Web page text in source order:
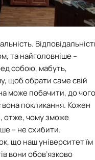
та найголовніше –
собою, мабуть,
щоб обрати саме свій
може побачити, до чого
вона покликання. Кожен
отже, чому зможе
– не схибити.
що наш університет їм
вони обов’язково